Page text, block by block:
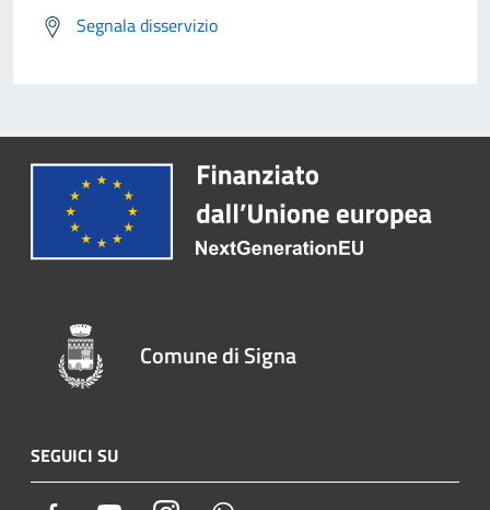
Segnala disservizio
Comune di Signa
SEGUICI SU